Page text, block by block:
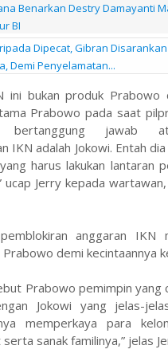
Benarkan Destry Damayanti
BI
Dipecat, Gibran
Demi Penyelamatan...
ini bukan produk Prabowo
Prabowo pada saat
bertanggung jawab
IKN adalah Jokowi. Entah
harus lakukan lantaran
ucap Jerry kepada
anggaran IKN
demi kecintaannya
Prabowo pemimpin
Jokowi yang jelas-
memperkaya para
sanak familinya,” jelas